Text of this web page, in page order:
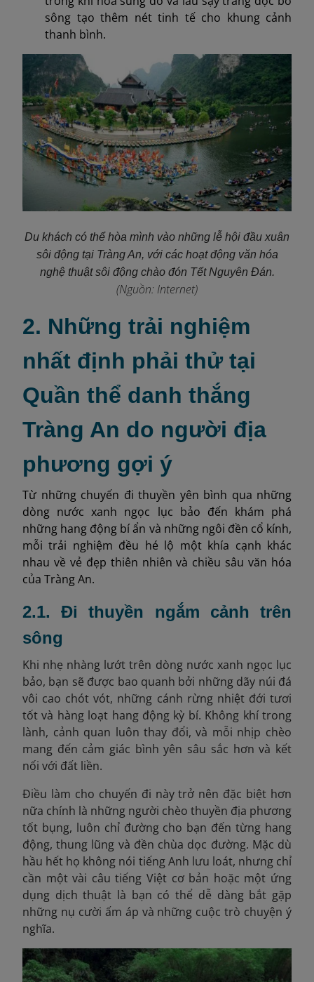
sông tạo thêm nét tinh tế cho khung cảnh
thanh bình.
Du khách có thể hòa mình vào những lễ hội đầu xuân
sôi động tại Tràng An, với các hoạt động văn hóa
nghệ thuật sôi động chào đón Tết Nguyên Đán.
(Nguồn: Internet)
2. Những trải nghiệm
nhất định phải thử tại
Quần thể danh thắng
Tràng An do người địa
phương gợi ý
Từ những chuyến đi thuyền yên bình qua những
dòng nước xanh ngọc lục bảo đến khám phá
những hang động bí ẩn và những ngôi đền cổ kính,
mỗi trải nghiệm đều hé lộ một khía cạnh khác
nhau về vẻ đẹp thiên nhiên và chiều sâu văn hóa
của Tràng An.
2.1. Đi thuyền ngắm cảnh trên
sông
Khi nhẹ nhàng lướt trên dòng nước xanh ngọc lục
bảo, bạn sẽ được bao quanh bởi những dãy núi đá
vôi cao chót vót, những cánh rừng nhiệt đới tươi
tốt và hàng loạt hang động kỳ bí. Không khí trong
lành, cảnh quan luôn thay đổi, và mỗi nhịp chèo
mang đến cảm giác bình yên sâu sắc hơn và kết
nối với đất liền.
Điều làm cho chuyến đi này trở nên đặc biệt hơn
nữa chính là những người chèo thuyền địa phương
tốt bụng, luôn chỉ đường cho bạn đến từng hang
động, thung lũng và đền chùa dọc đường. Mặc dù
hầu hết họ không nói tiếng Anh lưu loát, nhưng chỉ
cần một vài câu tiếng Việt cơ bản hoặc một ứng
dụng dịch thuật là bạn có thể dễ dàng bắt gặp
những nụ cười ấm áp và những cuộc trò chuyện ý
nghĩa.